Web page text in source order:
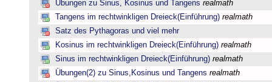
Übungen zu Sinus, Kosinus und Tangens realmath
Tangens im rechtwinkligen Dreieck(Einführung) realmath
Satz des Pythagoras und viel mehr
Kosinus im rechtwinkligen Dreieck(Einführung) realmath
Sinus im rechtwinkligen Dreieck(Einführung) realmath
Übungen(2) zu Sinus,Kosinus und Tangens realmath